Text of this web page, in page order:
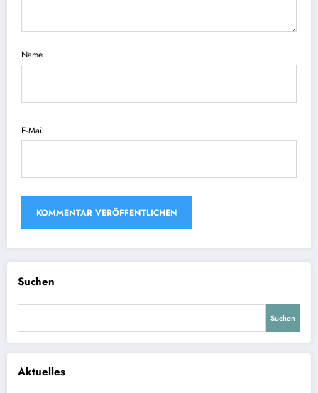
Name
E-Mail
Suchen
Suchen
Aktuelles